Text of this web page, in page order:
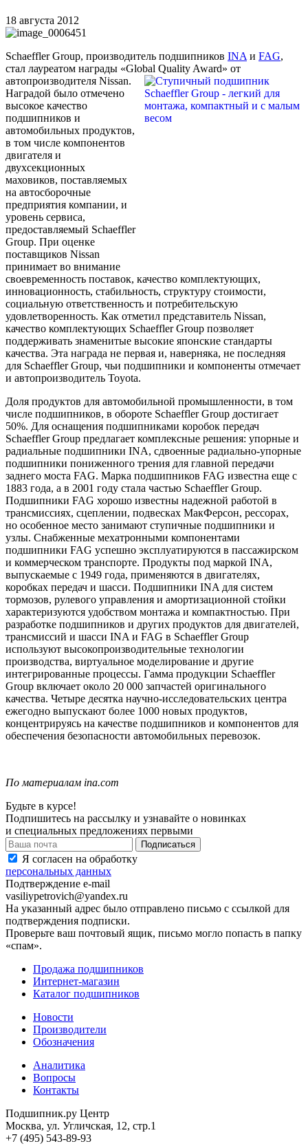
18 августа 2012
Schaeffler Group, производитель подшипников INA и FAG,
стал лауреатом награды «Global Quality Award» от
автопроизводителя Nissan.
Наградой было отмечено
высокое качество
подшипников и
автомобильных продуктов,
в том числе компонентов
двигателя и
двухсекционных
маховиков, поставляемых
на автосборочные
предприятия компании, и
уровень сервиса,
предоставляемый Schaeffler
Group. При оценке
поставщиков Nissan
принимает во внимание
своевременность поставок, качество комплектующих,
инновационность, стабильность, структуру стоимости,
социальную ответственность и потребительскую
удовлетворенность. Как отметил представитель Nissan,
качество комплектующих Schaeffler Group позволяет
поддерживать знаменитые высокие японские стандарты
качества. Эта награда не первая и, наверняка, не последняя
для Schaeffler Group, чьи подшипники и компоненты отмечает
и автопроизводитель Toyota.
Доля продуктов для автомобильной промышленности, в том
числе подшипников, в обороте Schaeffler Group достигает
50%. Для оснащения подшипниками коробок передач
Schaeffler Group предлагает комплексные решения: упорные и
радиальные подшипники INA, сдвоенные радиально-упорные
подшипники пониженного трения для главной передачи
заднего моста FAG. Марка подшипников FAG известна еще с
1883 года, а в 2001 году стала частью Schaeffler Group.
Подшипники FAG хорошо известны надежной работой в
трансмиссиях, сцеплении, подвесках МакФерсон, рессорах,
но особенное место занимают ступичные подшипники и
узлы. Снабженные мехатронными компонентами
подшипники FAG успешно эксплуатируются в пассажирском
и коммерческом транспорте. Продукты под маркой INA,
выпускаемые с 1949 года, применяются в двигателях,
коробках передач и шасси. Подшипники INA для систем
тормозов, рулевого управления и амортизационной стойки
характеризуются удобством монтажа и компактностью. При
разработке подшипников и других продуктов для двигателей,
трансмиссий и шасси INA и FAG в Schaeffler Group
используют высокопроизводительные технологии
производства, виртуальное моделирование и другие
интегрированные процессы. Гамма продукции Schaeffler
Group включает около 20 000 запчастей оригинального
качества. Четыре десятка научно-исследовательских центра
ежегодно выпускают более 1000 новых продуктов,
концентрируясь на качестве подшипников и компонентов для
обеспечения безопасности автомобильных перевозок.
По материалам ina.com
Будьте в курсе!
Подпишитесь на рассылку и узнавайте о новинках
и специальных предложениях первыми
Я согласен на обработку
персональных данных
Подтверждение e-mail
vasiliypetrovich@yandex.ru
На указанный адрес было отправлено письмо с ссылкой для
подтверждения подписки.
Проверьте ваш почтовый ящик, письмо могло попасть в папку
«спам».
Продажа подшипников
Интернет-магазин
Каталог подшипников
Новости
Производители
Обозначения
Аналитика
Вопросы
Контакты
Подшипник.ру Центр
Москва, ул. Угличская, 12, стр.1
+7 (495) 543-89-93